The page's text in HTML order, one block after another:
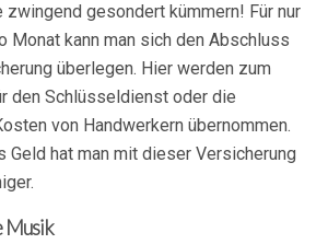
zwingend gesondert kümmern! Für nur
Monat kann man sich den Abschluss
überlegen. Hier werden zum
den Schlüsseldienst oder die
von Handwerkern übernommen.
Geld hat man mit dieser Versicherung
Musik